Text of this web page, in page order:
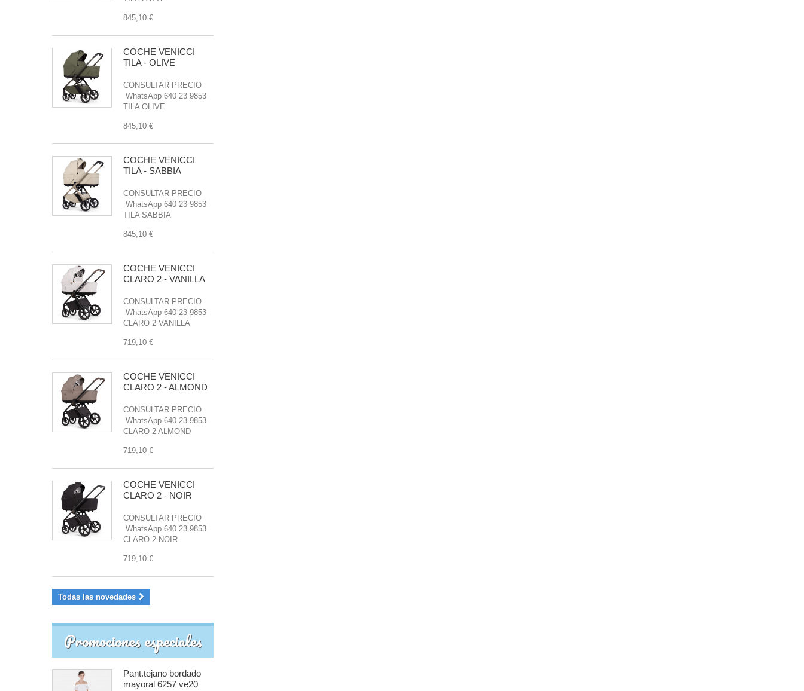
845,10 €
COCHE VENICCI
TILA - OLIVE
CONSULTAR PRECIO
WhatsApp 640 23 9853
TILA OLIVE
845,10 €
COCHE VENICCI
TILA - SABBIA
CONSULTAR PRECIO
WhatsApp 640 23 9853
TILA SABBIA
845,10 €
COCHE VENICCI
CLARO 2 - VANILLA
CONSULTAR PRECIO
WhatsApp 640 23 9853
CLARO 2 VANILLA
719,10 €
COCHE VENICCI
CLARO 2 - ALMOND
CONSULTAR PRECIO
WhatsApp 640 23 9853
CLARO 2 ALMOND
719,10 €
COCHE VENICCI
CLARO 2 - NOIR
CONSULTAR PRECIO
WhatsApp 640 23 9853
CLARO 2 NOIR
719,10 €
Todas las novedades
Promociones especiales
Pant.tejano bordado
mayoral 6257 ve20